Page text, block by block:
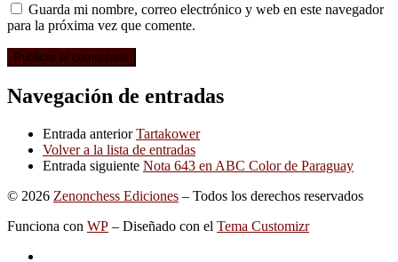
Guarda mi nombre, correo electrónico y web en este navegador
para la próxima vez que comente.
Navegación de entradas
Entrada anterior Tartakower
Volver a la lista de entradas
Entrada siguiente Nota 643 en ABC Color de Paraguay
© 2026 Zenonchess Ediciones – Todos los derechos reservados
Funciona con WP – Diseñado con el Tema Customizr